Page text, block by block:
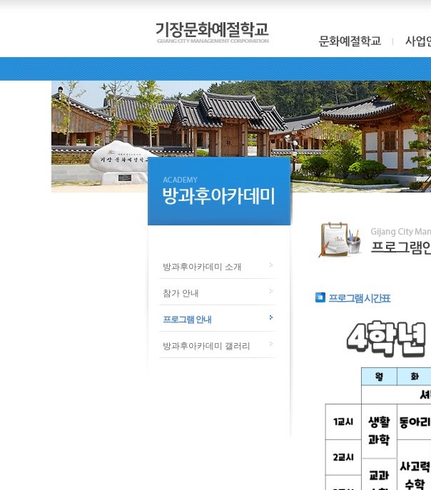
방과후아카데미 소개
참가 안내
프로그램 안내
방과후아카데미 갤러리
프로그램 시간표